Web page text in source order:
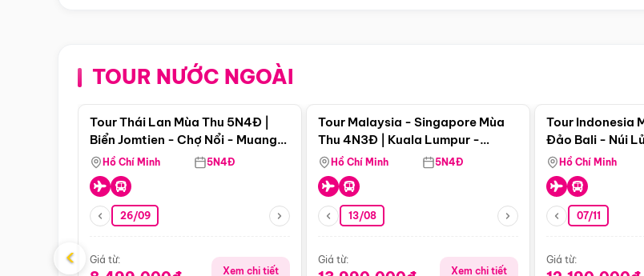
TOUR NƯỚC NGOÀI
Điểm nổi bật
Tour Thái Lan Mùa Thu 5N4Đ |
Biển Jomtien - Chợ Nổi - Muang
Boran - Suanthai
Hồ Chí Minh 5N4Đ
26/09
Giá từ:
Xem chi tiết
Tour Malaysia - Singapore Mùa
Thu 4N3Đ | Kuala Lumpur -
Malacca - Johor Baru -
Singapore
Hồ Chí Minh 5N4Đ
13/08
Giá từ:
Xem chi tiết
Tour Indonesia
Đảo Bali - Núi
Penglipuran
Hồ Chí Minh
07/11
Giá từ:
‹